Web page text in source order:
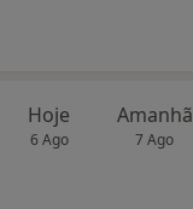
Hoje
6 Ago
Amanhã
7 Ago